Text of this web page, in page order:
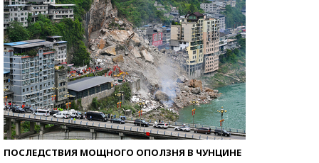
ПОСЛЕДСТВИЯ МОЩНОГО ОПОЛЗНЯ В ЧУНЦИНЕ